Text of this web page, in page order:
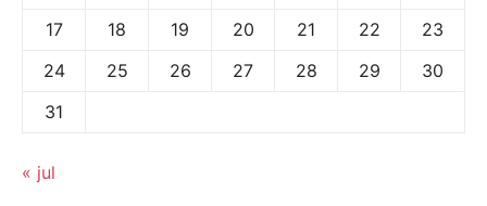
17
18 19 20 21 22
23
24
25 26 27 28 29
30
31
« jul